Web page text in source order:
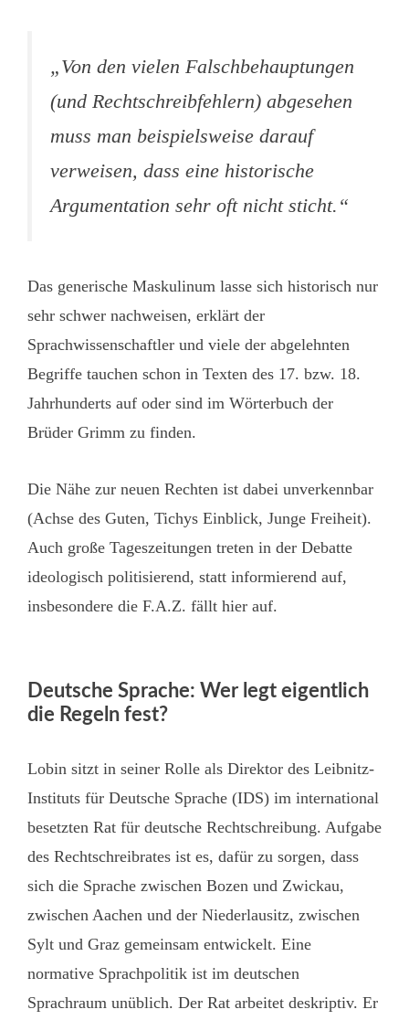
„Von den vielen Falschbehauptungen
(und Rechtschreibfehlern) abgesehen
muss man beispielsweise darauf
verweisen, dass eine historische
Argumentation sehr oft nicht sticht.“
Das generische Maskulinum lasse sich historisch nur
sehr schwer nachweisen, erklärt der
Sprachwissenschaftler und viele der abgelehnten
Begriffe tauchen schon in Texten des 17. bzw. 18.
Jahrhunderts auf oder sind im Wörterbuch der
Brüder Grimm zu finden.
Die Nähe zur neuen Rechten ist dabei unverkennbar
(Achse des Guten, Tichys Einblick, Junge Freiheit).
Auch große Tageszeitungen treten in der Debatte
ideologisch politisierend, statt informierend auf,
insbesondere die F.A.Z. fällt hier auf.
Deutsche Sprache: Wer legt eigentlich
die Regeln fest?
Lobin sitzt in seiner Rolle als Direktor des Leibnitz-
Instituts für Deutsche Sprache (IDS) im international
besetzten Rat für deutsche Rechtschreibung. Aufgabe
des Rechtschreibrates ist es, dafür zu sorgen, dass
sich die Sprache zwischen Bozen und Zwickau,
zwischen Aachen und der Niederlausitz, zwischen
Sylt und Graz gemeinsam entwickelt. Eine
normative Sprachpolitik ist im deutschen
Sprachraum unüblich. Der Rat arbeitet deskriptiv. Er